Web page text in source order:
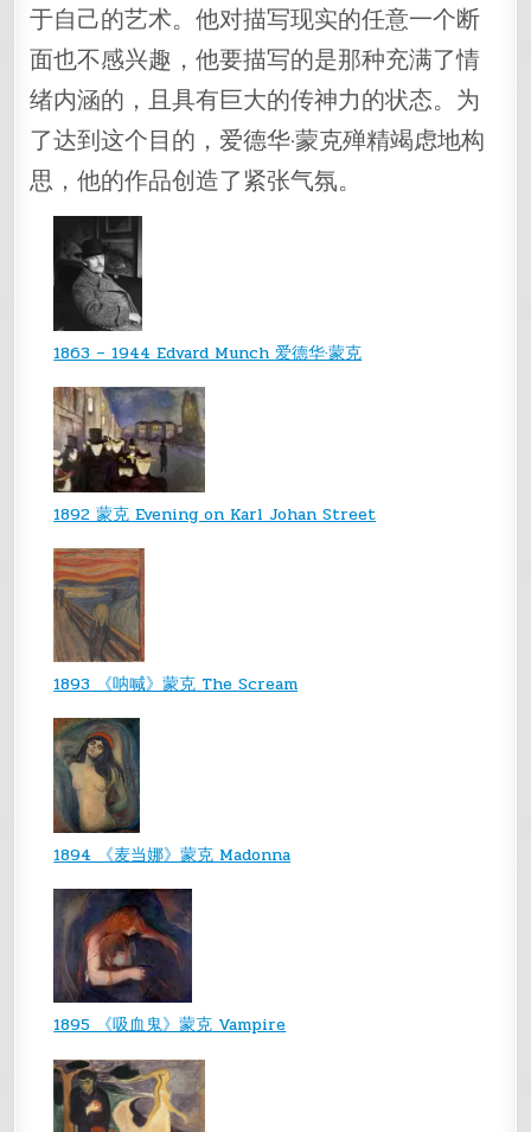
于自己的艺术。他对描写现实的任意一个断
面也不感兴趣，他要描写的是那种充满了情
绪内涵的，且具有巨大的传神力的状态。为
了达到这个目的，爱德华·蒙克殚精竭虑地构
思，他的作品创造了紧张气氛。
1863 – 1944 Edvard Munch 爱德华·蒙克
1892 蒙克 Evening on Karl Johan Street
1893 《呐喊》蒙克 The Scream
1894 《麦当娜》蒙克 Madonna
1895 《吸血鬼》蒙克 Vampire